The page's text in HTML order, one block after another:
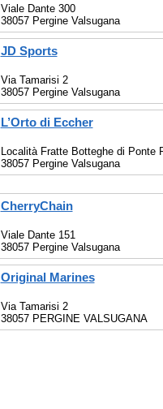
Viale Dante 300
38057 Pergine Valsugana
JD Sports
Via Tamarisi 2
38057 Pergine Valsugana
L’Orto di Eccher
Località Fratte Botteghe di Ponte
38057 Pergine Valsugana
CherryChain
Viale Dante 151
38057 Pergine Valsugana
Original Marines
Via Tamarisi 2
38057 PERGINE VALSUGANA